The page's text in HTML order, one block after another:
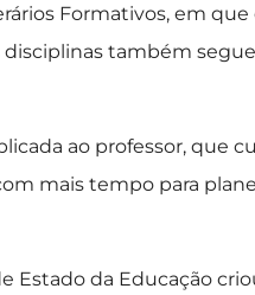
Formativos, em
também
ao professor, que
mais tempo para
Estado da Educação